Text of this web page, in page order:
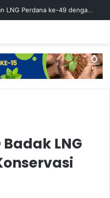
Badak LNG Peringati Tetesan LNG Perdana ke-49 dengan Doa Bersama
Badak LNG